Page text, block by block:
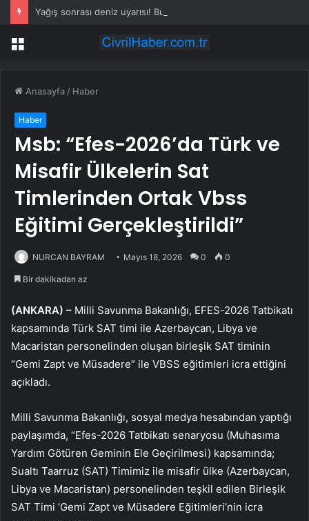
Menü
Anasayfa / Haber
Haber
Msb: “Efes-2026’da Türk ve
Misafir Ülkelerin Sat
Timlerinden Ortak Vbss
Eğitimi Gerçekleştirildi”
NURCAN BAYRAM Mayıs 18, 2026 0 0
Bir dakikadan az
(ANKARA) – Milli Savunma Bakanlığı, EFES-2026 Tatbikatı
kapsamında Türk SAT timi ile Azerbaycan, Libya ve
Macaristan personelinden oluşan birleşik SAT timinin
“Gemi Zapt ve Müsadere” ile VBSS eğitimleri icra ettiğini
açıkladı.
Milli Savunma Bakanlığı, sosyal medya hesabından yaptığı
paylaşımda, “Efes-2026 Tatbikatı senaryosu (Muhasıma
Yardım Götüren Geminin Ele Geçirilmesi) kapsamında;
Sualtı Taarruz (SAT) Timimiz ile misafir ülke (Azerbaycan,
Libya ve Macaristan) personelinden teşkil edilen Birleşik
SAT Timi ‘Gemi Zapt ve Müsadere Eğitimleri’nin icra